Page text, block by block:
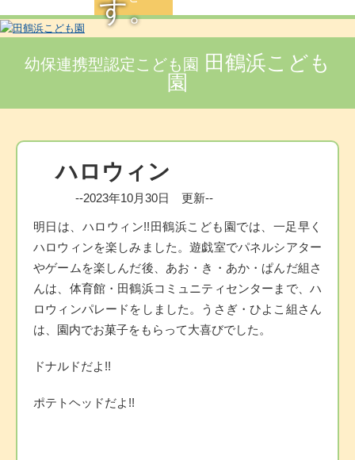
す。
幼保連携型認定こども園 田鶴浜こども
園
ハロウィン
--2023年10月30日 更新--
明日は、ハロウィン!!田鶴浜こども園では、一足早く
ハロウィンを楽しみました。遊戯室でパネルシアター
やゲームを楽しんだ後、あお・き・あか・ぱんだ組さ
んは、体育館・田鶴浜コミュニティセンターまで、ハ
ロウィンパレードをしました。うさぎ・ひよこ組さん
は、園内でお菓子をもらって大喜びでした。
ドナルドだよ!!
ポテトヘッドだよ!!